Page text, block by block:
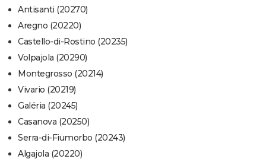
Antisanti (20270)
Aregno (20220)
Castello-di-Rostino (20235)
Volpajola (20290)
Montegrosso (20214)
Vivario (20219)
Galéria (20245)
Casanova (20250)
Serra-di-Fiumorbo (20243)
Algajola (20220)